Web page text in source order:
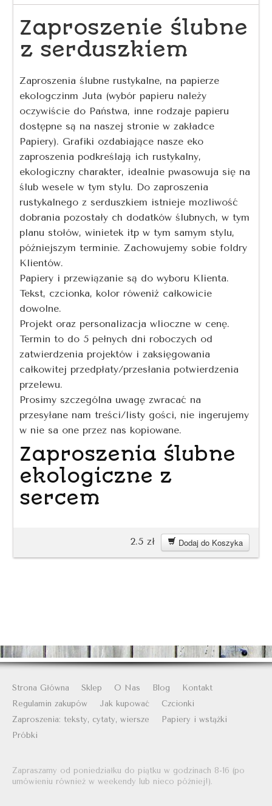
Zaproszenie ślubne
z serduszkiem
Zaproszenia ślubne rustykalne, na papierze
ekologczinm Juta (wybór papieru należy
oczywiście do Państwa, inne rodzaje papieru
dostępne są na naszej stronie w zakładce
Papiery). Grafiki ozdabiające nasze eko
zaproszenia podkreślają ich rustykalny,
ekologiczny charakter, idealnie pwasowuja się na
ślub wesele w tym stylu. Do zaproszenia
rustykalnego z serduszkiem istnieje mozliwość
dobrania pozostały ch dodatków ślubnych, w tym
planu stołów, winietek itp w tym samym stylu,
późniejszym terminie. Zachowujemy sobie foldry
Klientów.
Papiery i przewiązanie są do wyboru Klienta.
Tekst, czcionka, kolor róweniż całkowicie
dowolne.
Projekt oraz personalizacja wlioczne w cenę.
Termin to do 5 pełnych dni roboczych od
zatwierdzenia projektów i zaksięgowania
całkowitej przedpłaty/przesłania potwierdzenia
przelewu.
Prosimy szczególna uwagę zwracać na
przesyłane nam treści/listy gości, nie ingerujemy
w nie sa one przez nas kopiowane.
Zaproszenia ślubne
ekologiczne z
sercem
Dodaj do Koszyka
2.5zł
Strona Główna Sklep O Nas Blog
Kontakt
Regulamin zakupów
Jak kupować
Czcionki
Zaproszenia: teksty, cytaty, wiersze
Papiery i wstążki
Próbki
Zapraszamy od poniedziałku do piątku w godzinach 8-16 (po
umówieniu również w weekendy lub nieco później!).